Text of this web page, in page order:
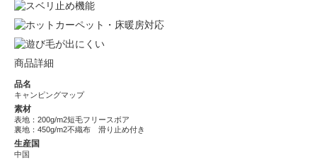
商品詳細
品名
キャンピングマップ
素材
表地：200g/m2短毛フリースボア
裏地：450g/m2不織布 滑り止め付き
生産国
中国